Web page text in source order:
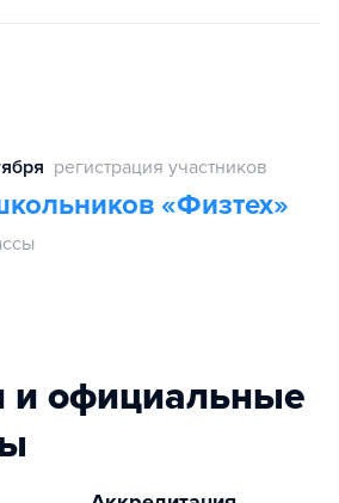
регистрация участников
«Физтех»
и официальные